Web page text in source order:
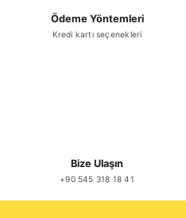
Ödeme Yöntemleri
Kredi kartı seçenekleri
Bize Ulaşın
+90 545 318 18 41